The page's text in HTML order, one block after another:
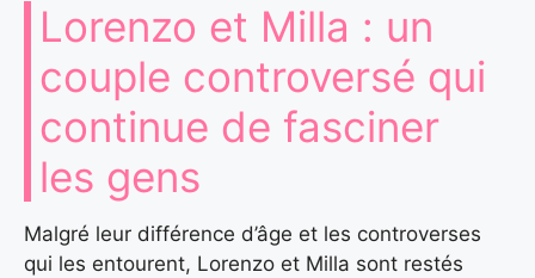
Lorenzo et Milla : un
couple controversé qui
continue de fasciner
les gens
Malgré leur différence d’âge et les controverses
qui les entourent, Lorenzo et Milla sont restés